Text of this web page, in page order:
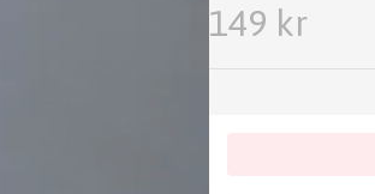
149 kr